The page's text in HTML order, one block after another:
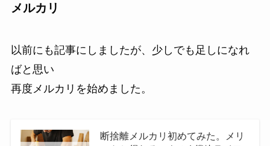
メルカリ
以前にも記事にしましたが、少しでも足しになれ
ばと思い
再度メルカリを始めました。
断捨離メルカリ初めてみた。メリ